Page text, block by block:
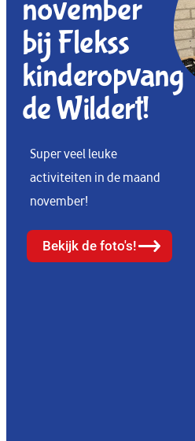
november
bij Flekss
kinderopvang
de Wildert!
Super veel leuke
activiteiten in de maand
november!
Bekijk de foto's!